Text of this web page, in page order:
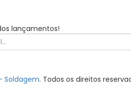
lançamentos!
Soldagem. Todos os direitos